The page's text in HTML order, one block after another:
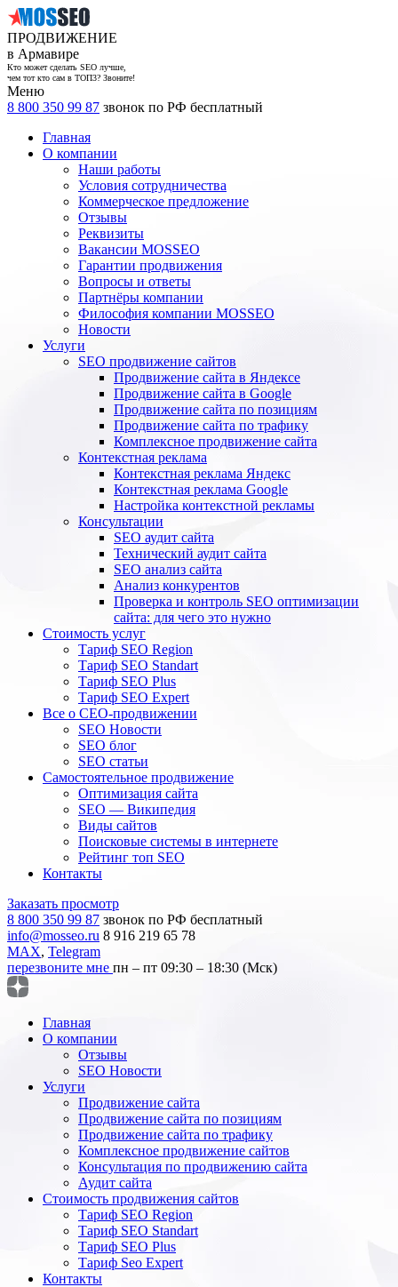
ПРОДВИЖЕНИЕ
в Армавире
Кто может сделать SEO лучше,
чем тот кто сам в ТОП3? Звоните!
Меню
8 800 350 99 87 звонок по РФ бесплатный
Главная
О компании
Наши работы
Условия сотрудничества
Коммерческое предложение
Отзывы
Реквизиты
Вакансии MOSSEO
Гарантии продвижения
Вопросы и ответы
Партнёры компании
Философия компании MOSSEO
Новости
Услуги
SEO продвижение сайтов
Продвижение сайта в Яндексе
Продвижение сайта в Google
Продвижение сайта по позициям
Продвижение сайта по трафику
Комплексное продвижение сайта
Контекстная реклама
Контекстная реклама Яндекс
Контекстная реклама Google
Настройка контекстной рекламы
Консультации
SEO аудит сайта
Технический аудит сайта
SEO анализ сайта
Анализ конкурентов
Проверка и контроль SEO оптимизации
сайта: для чего это нужно
Стоимость услуг
Тариф SEO Region
Тариф SEO Standart
Тариф SEO Plus
Тариф SEO Expert
Все о СЕО-продвижении
SEO Новости
SEO блог
SEO статьи
Самостоятельное продвижение
Оптимизация сайта
SEO — Википедия
Виды сайтов
Поисковые системы в интернете
Рейтинг топ SEO
Контакты
Заказать просмотр
8 800 350 99 87 звонок по РФ бесплатный
info@mosseo.ru 8 916 219 65 78
MAX, Telegram
перезвоните мне пн – пт 09:30 – 18:30 (Мск)
Главная
О компании
Отзывы
SEO Новости
Услуги
Продвижение сайта
Продвижение сайта по позициям
Продвижение сайта по трафику
Комплексное продвижение сайтов
Консультация по продвижению сайта
Аудит сайта
Стоимость продвижения сайтов
Тариф SEO Region
Тариф SEO Standart
Тариф SEO Plus
Тариф Seo Expert
Контакты